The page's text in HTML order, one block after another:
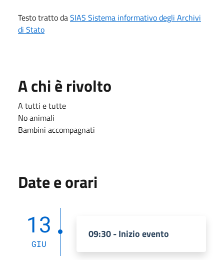
Testo tratto daSIAS Sistema informativo degli Archivi
di Stato
A chi è rivolto
A tutti e tutte
No animali
Bambini accompagnati
Date e orari
13
GIU
09:30 - Inizio evento